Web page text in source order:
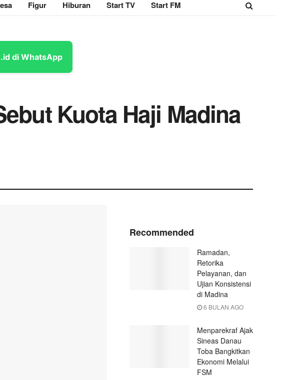
Figur Hiburan Start TV Start FM
di WhatsApp
Kuota Haji Madina
Recommended
Ramadan,
Retorika
Pelayanan, dan
Ujian Konsistensi
di Madina
6 BULAN AGO
Menparekraf Ajak
Sineas Danau
Toba Bangkitkan
Ekonomi Melalui
FSM